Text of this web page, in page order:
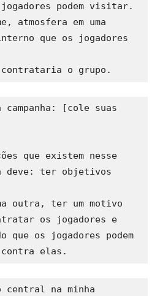
podem visitar.
atmosfera em uma
que os jogadores
campanha: [cole suas
que existem nesse
deve: ter objetivos
outra, ter um motivo
os jogadores e
que os jogadores podem
central na minha